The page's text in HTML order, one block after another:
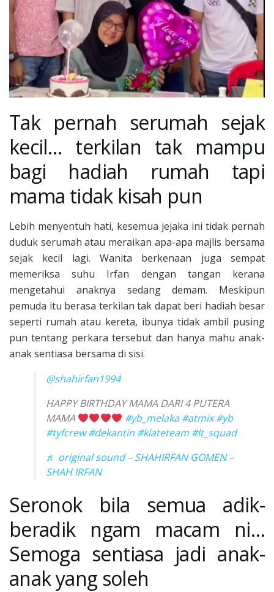
Tak pernah serumah sejak
kecil… terkilan tak mampu
bagi hadiah rumah tapi
mama tidak kisah pun
Lebih menyentuh hati, kesemua jejaka ini tidak pernah
duduk serumah atau meraikan apa-apa majlis bersama
sejak kecil lagi. Wanita berkenaan juga sempat
memeriksa suhu Irfan dengan tangan kerana
mengetahui anaknya sedang demam. Meskipun
pemuda itu berasa terkilan tak dapat beri hadiah besar
seperti rumah atau kereta, ibunya tidak ambil pusing
pun tentang perkara tersebut dan hanya mahu anak-
anak sentiasa bersama di sisi.
@shahirfan1994
HAPPY BIRTHDAY MAMA DARI 4 PUTERA
MAMA
#yb_melaka #atmix #yb
#tyfcrew #dekantin #klateteam #lt_squad
♬ original sound – SHAHIRFAN GOMEN –
SHAH IRFAN
Seronok bila semua adik-
beradik ngam macam ni…
Semoga sentiasa jadi anak-
anak yang soleh